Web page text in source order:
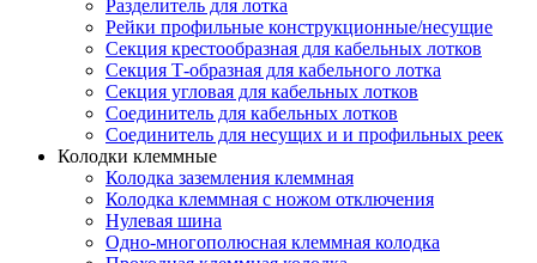
Разделитель для лотка
Рейки профильные конструкционные/несущие
Секция крестообразная для кабельных лотков
Секция Т-образная для кабельного лотка
Секция угловая для кабельных лотков
Соединитель для кабельных лотков
Соединитель для несущих и и профильных реек
Колодки клеммные
Колодка заземления клеммная
Колодка клеммная с ножом отключения
Нулевая шина
Одно-многополюсная клеммная колодка